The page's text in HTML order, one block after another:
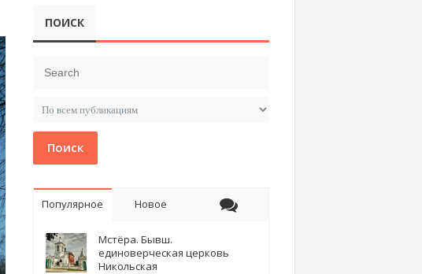
ПОИСК
Поиск
Популярное Новое
Мстёра. Бывш.
единоверческая церковь
Никольская